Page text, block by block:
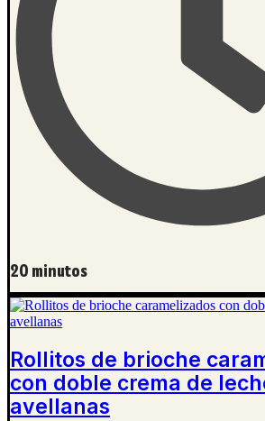
20 minutos
Rollitos de brioche
con doble crema de
avellanas